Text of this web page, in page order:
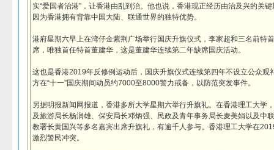
实“爱国者治港”，让香港由乱到治。他也说，香港现正经历由治及兴的关
因为香港拥有背靠中国大陆、联通世界的独特优势。
港府星期六早上在湾仔金紫荆广场举行国庆升旗仪式，李家超和三名前特
席，唯独首任特首董建华，这是董建华连续第二年缺席国庆活动。
这也是香港2019年反修例运动后，国庆升旗仪式连续第四年不设立公众观
方在“十一”国庆期间动员约7000至8000警力戒备，以防范突发事件。
另据明报新闻网报道，香港多所大学星期六举行升旗礼。在香港理工大学
及旅游局长杨润雄、保安局长邓炳强、民政及青年事务局长麦美娟以及中
教署长黄国兴等多名嘉宾出席升旗礼，有逾千人参与。香港理工大学在
激烈警民冲突。